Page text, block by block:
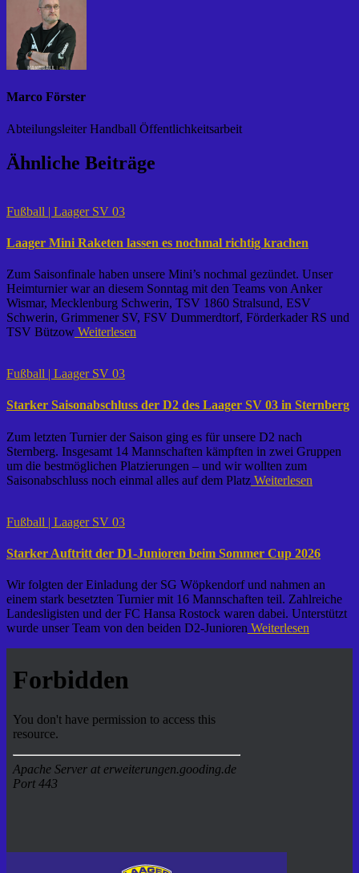
Marco Förster
Abteilungsleiter Handball Öffentlichkeitsarbeit
Ähnliche Beiträge
Fußball | Laager SV 03
Laager Mini Raketen lassen es nochmal richtig krachen
Zum Saisonfinale haben unsere Mini’s nochmal gezündet. Unser
Heimturnier war an diesem Sonntag mit den Teams von Anker
Wismar, Mecklenburg Schwerin, TSV 1860 Stralsund, ESV
Schwerin, Grimmener SV, FSV Dummerdtorf, Förderkader RS und
TSV Bützow Weiterlesen
Fußball | Laager SV 03
Starker Saisonabschluss der D2 des Laager SV 03 in Sternberg
Zum letzten Turnier der Saison ging es für unsere D2 nach
Sternberg. Insgesamt 14 Mannschaften kämpften in zwei Gruppen
um die bestmöglichen Platzierungen – und wir wollten zum
Saisonabschluss noch einmal alles auf dem Platz Weiterlesen
Fußball | Laager SV 03
Starker Auftritt der D1-Junioren beim Sommer Cup 2026
Wir folgten der Einladung der SG Wöpkendorf und nahmen an
einem stark besetzten Turnier mit 16 Mannschaften teil. Zahlreiche
Landesligisten und der FC Hansa Rostock waren dabei. Unterstützt
wurde unser Team von den beiden D2-Junioren Weiterlesen